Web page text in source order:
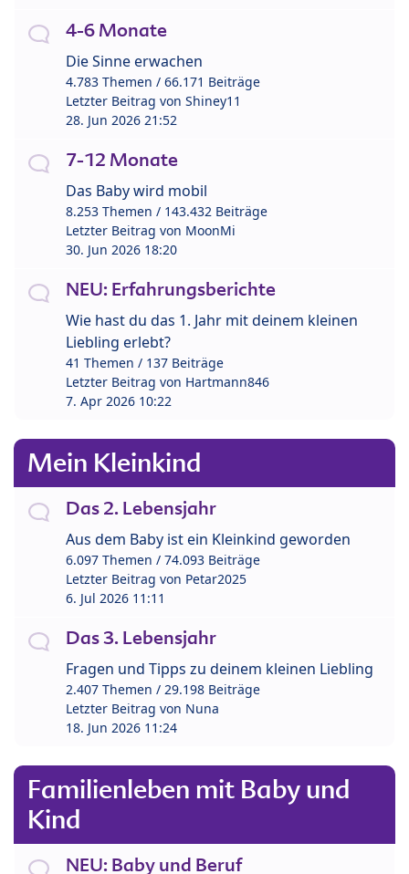
4-6 Monate
Die Sinne erwachen
4.783 Themen / 66.171 Beiträge
Letzter Beitrag von Shiney11
28. Jun 2026 21:52
7-12 Monate
Das Baby wird mobil
8.253 Themen / 143.432 Beiträge
Letzter Beitrag von MoonMi
30. Jun 2026 18:20
NEU: Erfahrungsberichte
Wie hast du das 1. Jahr mit deinem kleinen
Liebling erlebt?
41 Themen / 137 Beiträge
Letzter Beitrag von Hartmann846
7. Apr 2026 10:22
Mein Kleinkind
Das 2. Lebensjahr
Aus dem Baby ist ein Kleinkind geworden
6.097 Themen / 74.093 Beiträge
Letzter Beitrag von Petar2025
6. Jul 2026 11:11
Das 3. Lebensjahr
Fragen und Tipps zu deinem kleinen Liebling
2.407 Themen / 29.198 Beiträge
Letzter Beitrag von Nuna
18. Jun 2026 11:24
Familienleben mit Baby und
Kind
NEU: Baby und Beruf